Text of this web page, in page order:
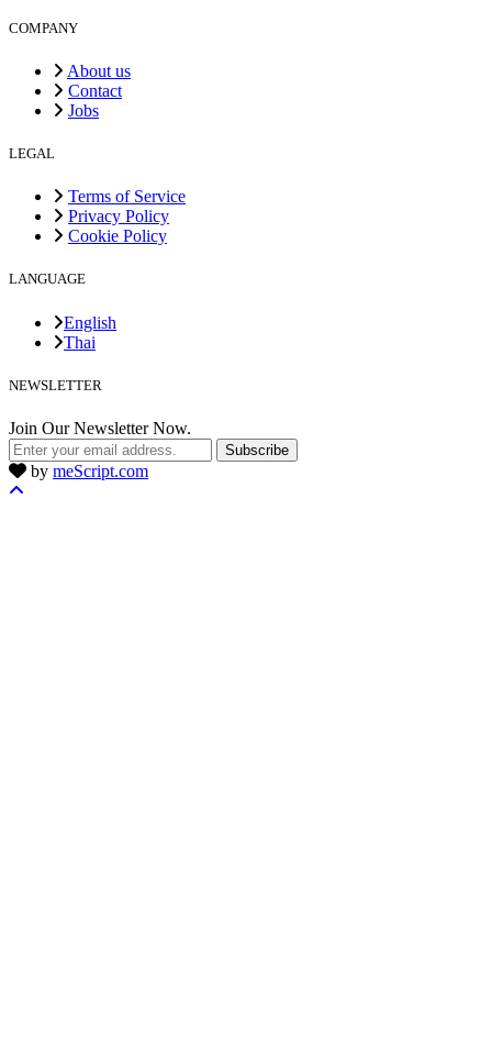
COMPANY
About us
Contact
Jobs
LEGAL
Terms of Service
Privacy Policy
Cookie Policy
LANGUAGE
English
Thai
NEWSLETTER
Join Our Newsletter Now.
Subscribe
by meScript.com